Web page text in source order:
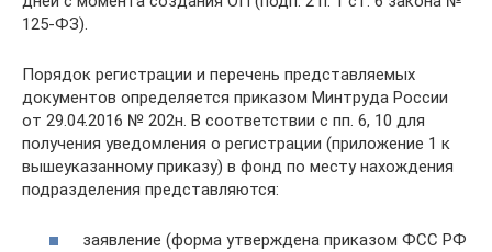
125-ФЗ).
Порядок регистрации и перечень представляемых
документов определяется приказом Минтруда России
от 29.04.2016 № 202н. В соответствии с пп. 6, 10 для
получения уведомления о регистрации (приложение 1 к
вышеуказанному приказу) в фонд по месту нахождения
подразделения представляются:
заявление (форма утверждена приказом ФСС РФ